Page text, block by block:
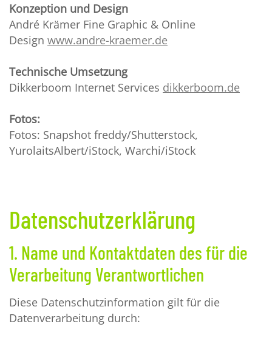
Konzeption und Design
André Krämer Fine Graphic & Online
Design www.andre-kraemer.de
Technische Umsetzung
Dikkerboom Internet Services dikkerboom.de
Fotos:
Fotos: Snapshot freddy/Shutterstock,
YurolaitsAlbert/iStock, Warchi/iStock
Datenschutzerklärung
1. Name und Kontaktdaten des für die
Verarbeitung Verantwortlichen
Diese Datenschutzinformation gilt für die
Datenverarbeitung durch: